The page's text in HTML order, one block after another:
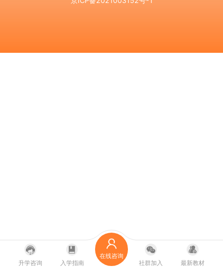
升学咨询 入学指南
在线咨询
社群加入
最新教材